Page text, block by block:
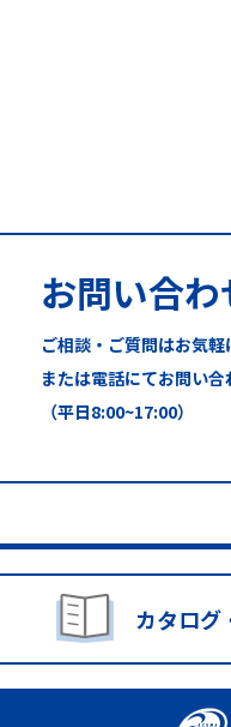
お問い合わ
ご相談・ご質問はお気
または電話にてお問い合
（平日8:00~17:00）
カタログ